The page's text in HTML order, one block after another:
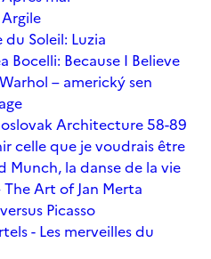
Soleil: Luzia
Bocelli: Because I Believe
– americký sen
Architecture 58-89
celle que je voudrais être
Munch, la danse de la vie
Art of Jan Merta
Picasso
- Les merveilles du